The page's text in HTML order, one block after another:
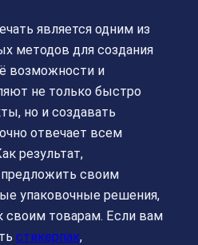
является одним из
методов для создания
возможности и
не только быстро
но и создавать
отвечает всем
результат,
предложить своим
упаковочные решения,
своим товарам. Если вам
стикерпак,